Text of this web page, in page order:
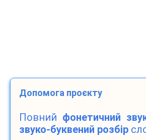
Допомога проєкту
Повний фонетичний
звуко-буквений розбір